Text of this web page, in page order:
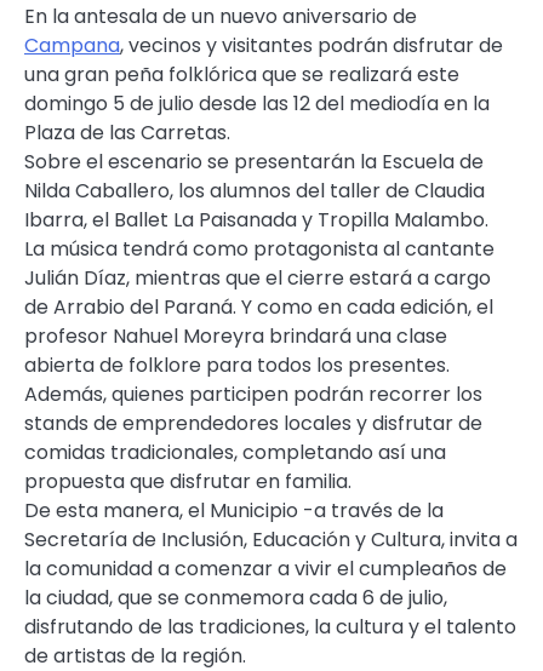
En la antesala de un nuevo aniversario de
Campana, vecinos y visitantes podrán disfrutar de
una gran peña folklórica que se realizará este
domingo 5 de julio desde las 12 del mediodía en la
Plaza de las Carretas.
Sobre el escenario se presentarán la Escuela de
Nilda Caballero, los alumnos del taller de Claudia
Ibarra, el Ballet La Paisanada y Tropilla Malambo.
La música tendrá como protagonista al cantante
Julián Díaz, mientras que el cierre estará a cargo
de Arrabio del Paraná. Y como en cada edición, el
profesor Nahuel Moreyra brindará una clase
abierta de folklore para todos los presentes.
Además, quienes participen podrán recorrer los
stands de emprendedores locales y disfrutar de
comidas tradicionales, completando así una
propuesta que disfrutar en familia.
De esta manera, el Municipio -a través de la
Secretaría de Inclusión, Educación y Cultura, invita a
la comunidad a comenzar a vivir el cumpleaños de
la ciudad, que se conmemora cada 6 de julio,
disfrutando de las tradiciones, la cultura y el talento
de artistas de la región.